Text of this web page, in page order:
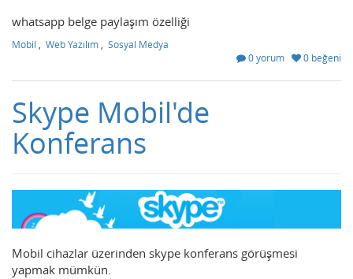
whatsapp belge paylaşım özelliği
Mobil Web Yazılım
Sosyal Medya
0 yorum
0 beğeni
Skype Mobil'de
Konferans
Mobil cihazlar üzerinden skype konferans görüşmesi
yapmak mümkün.